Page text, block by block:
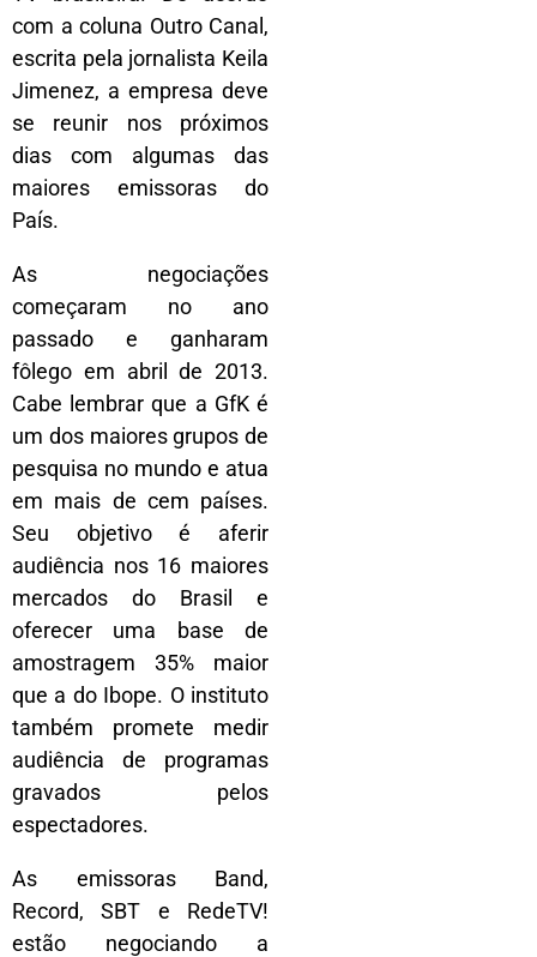
com a coluna Outro Canal,
escrita pela jornalista Keila
Jimenez, a empresa deve
se reunir nos próximos
dias com algumas das
maiores emissoras do
País.
As negociações
começaram no ano
passado e ganharam
fôlego em abril de 2013.
Cabe lembrar que a GfK é
um dos maiores grupos de
pesquisa no mundo e atua
em mais de cem países.
Seu objetivo é aferir
audiência nos 16 maiores
mercados do Brasil e
oferecer uma base de
amostragem 35% maior
que a do Ibope. O instituto
também promete medir
audiência de programas
gravados pelos
espectadores.
As emissoras Band,
Record, SBT e RedeTV!
estão negociando a